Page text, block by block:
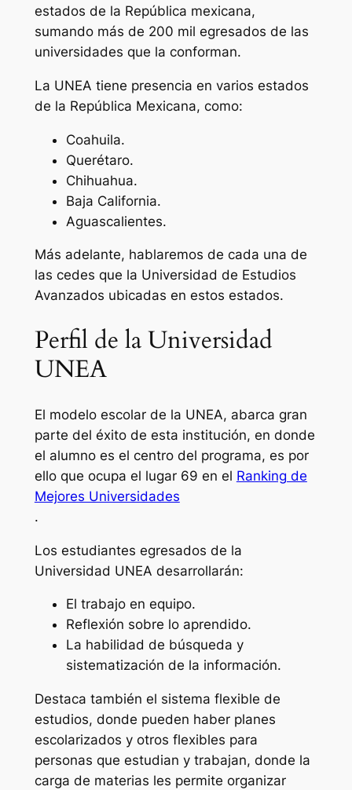
estados de la República mexicana,
sumando más de 200 mil egresados de las
universidades que la conforman.
La UNEA tiene presencia en varios estados
de la República Mexicana, como:
Coahuila.
Querétaro.
Chihuahua.
Baja California.
Aguascalientes.
Más adelante, hablaremos de cada una de
las cedes que la Universidad de Estudios
Avanzados ubicadas en estos estados.
Perfil de la Universidad
UNEA
El modelo escolar de la UNEA, abarca gran
parte del éxito de esta institución, en donde
el alumno es el centro del programa, es por
ello que ocupa el lugar 69 en el Ranking de
Mejores Universidades
.
Los estudiantes egresados de la
Universidad UNEA desarrollarán:
El trabajo en equipo.
Reflexión sobre lo aprendido.
La habilidad de búsqueda y
sistematización de la información.
Destaca también el sistema flexible de
estudios, donde pueden haber planes
escolarizados y otros flexibles para
personas que estudian y trabajan, donde la
carga de materias les permite organizar